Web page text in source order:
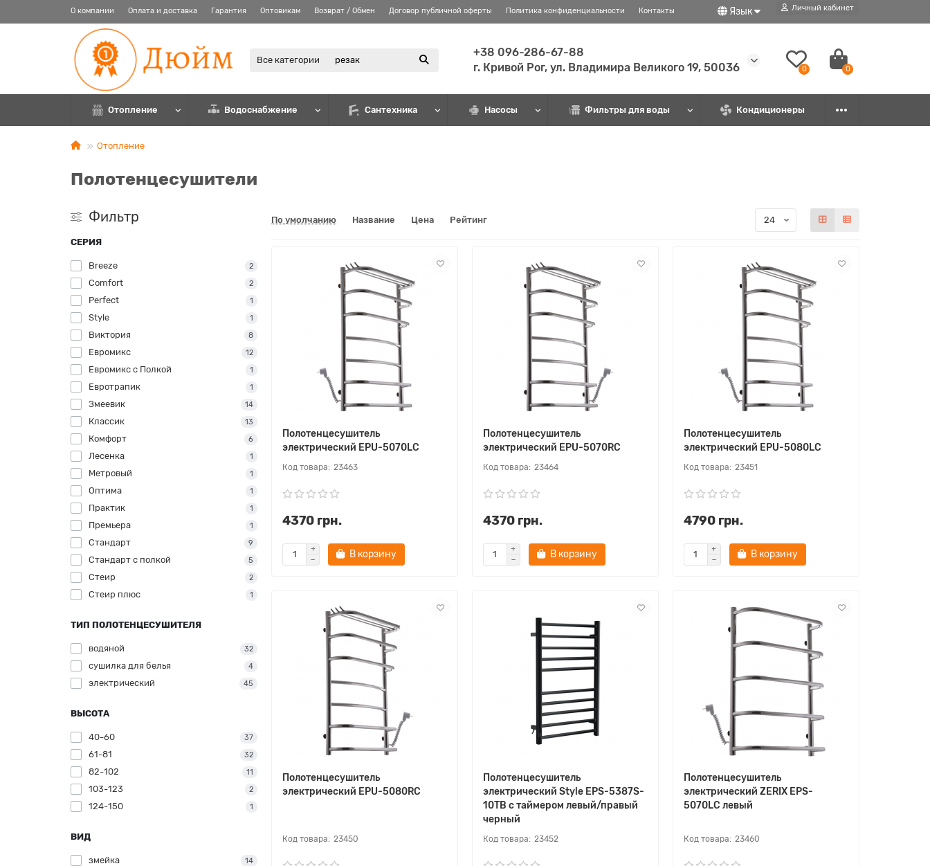
О компании Оплата и доставка Гарантия Оптовикам Возврат / Обмен Договор публичной оферты Политика конфиденциальности Контакты Язык Личный кабинет
Все категории
+38 096-286-67-88
г. Кривой Рог, ул. Владимира Великого 19, 50036
0 0
Отопление Водоснабжение Сантехника Насосы Фильтры для воды Кондиционеры
Отопление
Полотенцесушители
Фильтр
СЕРИЯ
Breeze 2
Comfort 2
Perfect 1
Style 1
Виктория 8
Евромикс 12
Евромикс с Полкой 1
Евротрапик 1
Змеевик 14
Классик 13
Комфорт 6
Лесенка 1
Метровый 1
Оптима 1
Практик 1
Премьера 1
Стандарт 9
Стандарт с полкой 5
Стеир 2
Стеир плюс 1
ТИП ПОЛОТЕНЦЕСУШИТЕЛЯ
водяной 32
сушилка для белья 4
электрический 45
ВЫСОТА
40-60 37
61-81 32
82-102 11
103-123 2
124-150 1
ВИД
змейка 14
По умолчанию Название Цена Рейтинг
Полотенцесушитель
электрический EPU-5070LC
23463
4370 грн.
В корзину
Полотенцесушитель
электрический EPU-5070RC
23464
4370 грн.
В корзину
Полотенцесушитель
электрический EPU-5080LC
23451
4790 грн.
В корзину
Полотенцесушитель
электрический EPU-5080RC
23450
Полотенцесушитель
электрический Style EPS-5387S-
10TB с таймером левый/правый
черный
23452
Полотенцесушитель
электрический ZERIX EPS-
5070LC левый
23460